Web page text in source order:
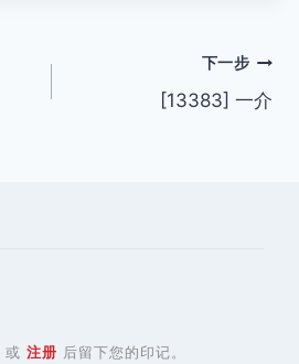
下一步
[13383] 一介
或 注册 后留下您的印记。